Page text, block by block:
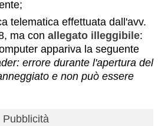
telematica effettuata dall'avv.
ma con allegato illeggibile:
appariva la seguente
errore durante l'apertura del
e non può essere
Pubblicità